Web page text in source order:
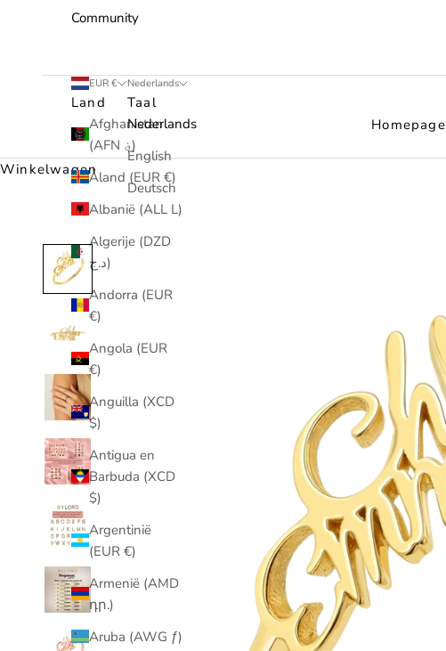
Homepage
Community
EUR €
Land
Afghanistan
(AFN ؋)
Åland (EUR €)
Albanië (ALL L)
Algerije (DZD
د.ج)
Andorra (EUR
€)
Angola (EUR
€)
Anguilla (XCD
$)
Antigua en
Barbuda (XCD
$)
Argentinië
(EUR €)
Armenië (AMD
դր.)
Aruba (AWG ƒ)
Nederlands
Taal
Nederlands
English
Deutsch
Winkelwagen